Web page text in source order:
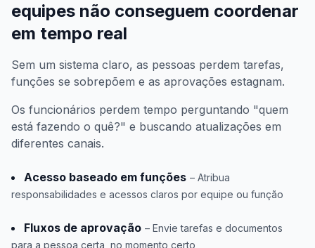
equipes não conseguem coordenar
em tempo real
Sem um sistema claro, as pessoas perdem tarefas,
funções se sobrepõem e as aprovações estagnam.
Os funcionários perdem tempo perguntando "quem
está fazendo o quê?" e buscando atualizações em
diferentes canais.
Acesso baseado em funções – Atribua
responsabilidades e acessos claros por equipe ou função
Fluxos de aprovação – Envie tarefas e documentos
para a pessoa certa, no momento certo